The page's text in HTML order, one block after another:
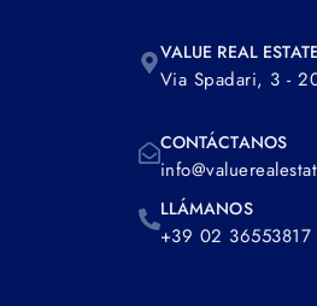
VALUE REAL ESTATE
Via Spadari, 3 -
CONTÁCTANOS
LLÁMANOS
+39 02 36553817